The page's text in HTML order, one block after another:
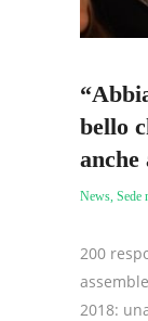
bello
anche
News Sede
200
2018: